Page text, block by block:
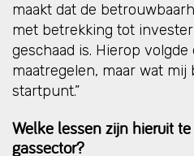
maakt dat de
met betrekking tot
geschaad is. Hierop
maatregelen, maar wat
startpunt.”
Welke lessen zijn hieruit
gassector?